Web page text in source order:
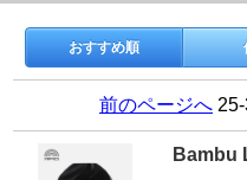
在庫処分セール
オフィ
マ
カ
おすすめ順
前のページへ
Bambu